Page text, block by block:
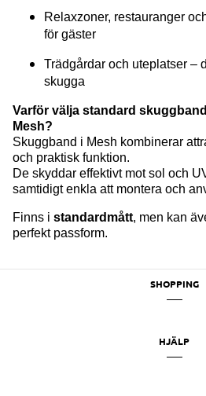
Relaxzoner, restauranger
för gäster
Trädgårdar och uteplatser –
skugga
Varför välja standard
Mesh?
Skuggband i Mesh kombinerar
och praktisk funktion.
De skyddar effektivt mot sol och
samtidigt enkla att montera och
Finns i standardmått, men kan
perfekt passform.
SHOPPING
HJÄLP